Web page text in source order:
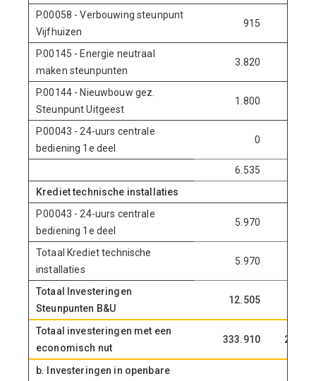
P.00058 - Verbouwing steunpunt
Vijfhuizen
915
P.00145 - Energie neutraal
maken steunpunten
3.820
P.00144 - Nieuwbouw gez.
Steunpunt Uitgeest
1.800
P.00043 - 24-uurs centrale
bediening 1e deel
0
6.535
Krediet technische installaties
P.00043 - 24-uurs centrale
bediening 1e deel
5.970
Totaal Krediet technische
installaties
5.970
Totaal Investeringen
Steunpunten B&U
12.505
Totaal investeringen met een
economisch nut
333.910 20.265
b. Investeringen in openbare